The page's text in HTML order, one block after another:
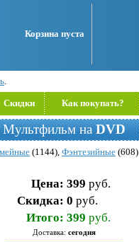
Корзина пуста
.
Скидки Как покупать?
на DVD
(1144), Фэнтезийные (608)
Цена: 399 руб.
Скидка: 0 руб.
Итого: 399 руб.
Доставка: сегодня